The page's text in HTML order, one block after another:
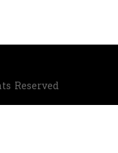
Reserved